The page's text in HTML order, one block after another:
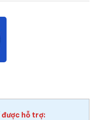
được hỗ trợ: